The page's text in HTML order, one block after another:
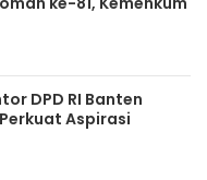
DPD RI Banten
Aspirasi